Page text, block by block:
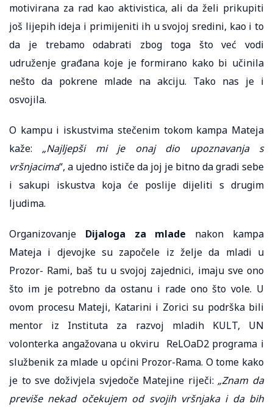
motivirana za rad kao aktivistica, ali da želi prikupiti
još lijepih ideja i primijeniti ih u svojoj sredini, kao i to
da je trebamo odabrati zbog toga što već vodi
udruženje građana koje je formirano kako bi učinila
nešto da pokrene mlade na akciju. Tako nas je i
osvojila.
O kampu i iskustvima stečenim tokom kampa Mateja
kaže: „Najljepši mi je onaj dio upoznavanja s
vršnjacima“, a ujedno ističe da joj je bitno da gradi sebe
i sakupi iskustva koja će poslije dijeliti s drugim
ljudima.
Organizovanje Dijaloga za mlade nakon kampa
Mateja i djevojke su započele iz želje da mladi u
Prozor- Rami, baš tu u svojoj zajednici, imaju sve ono
što im je potrebno da ostanu i rade ono što vole. U
ovom procesu Mateji, Katarini i Zorici su podrška bili
mentor iz Instituta za razvoj mladih KULT, UN
volonterka angažovana u okviru ReLOaD2 programa i
službenik za mlade u općini Prozor-Rama. O tome kako
je to sve doživjela svjedoče Matejine riječi: „Znam da
previše nekad očekujem od svojih vršnjaka i da bih